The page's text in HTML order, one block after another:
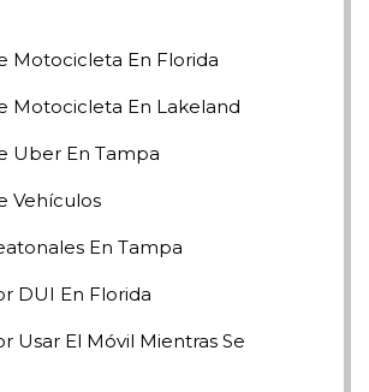
Motocicleta En Florida
Motocicleta En Lakeland
Uber En Tampa
Vehículos
En Tampa
DUI En Florida
Usar El Móvil Mientras Se